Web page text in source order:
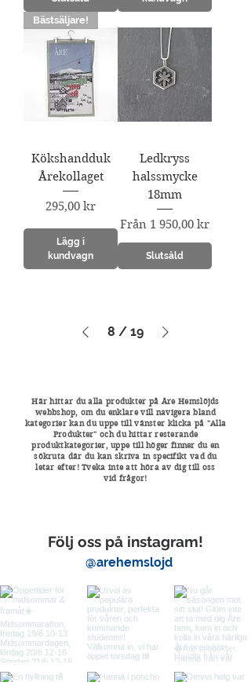
Bästsäljare!
Kökshandduk
Årekollaget
Pris
295,00 kr
Lägg i
kundvagn
Ledkryss
halssmycke
18mm
Från 1 950,00 kr
Reapris
Slutsåld
8 / 19
Här hittar du alla produkter på Åre Hemslöjds
webbshop, om du enklare vill navigera bland
kategorier kan du uppe till vänster klicka på "Alla
Produkter" och du hittar resterande
produktkategorier, uppe till höger finner du en
sökruta där du kan skriva in specifikt vad du
letar efter! Tveka inte att höra av dig till oss
vid frågor!
Följ oss på instagram!
@arehemslojd